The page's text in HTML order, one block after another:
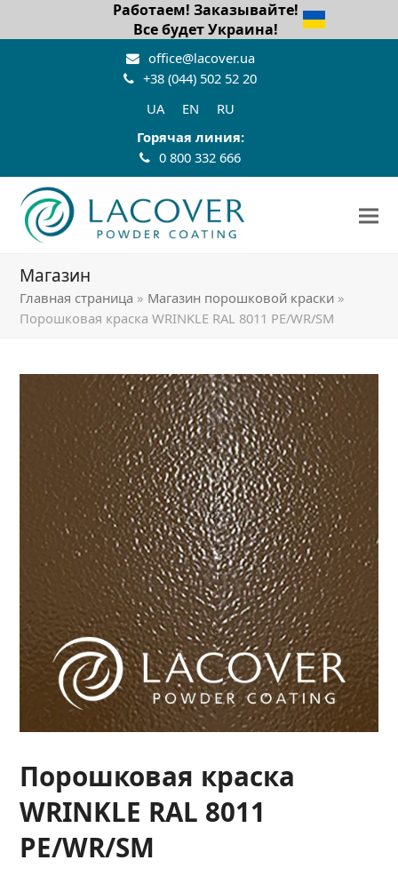
Работаем! Заказывайте!
Все будет Украина!
office@lacover.ua
+38 (044) 502 52 20
UA
EN
RU
Горячая линия:
0 800 332 666
Магазин
Главная страница » Магазин порошковой краски »
Порошковая краска WRINKLE RAL 8011 PE/WR/SM
Порошковая краска
WRINKLE RAL 8011
PE/WR/SM